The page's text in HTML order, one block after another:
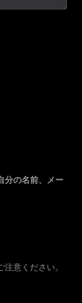
分の名前、メー
意ください。